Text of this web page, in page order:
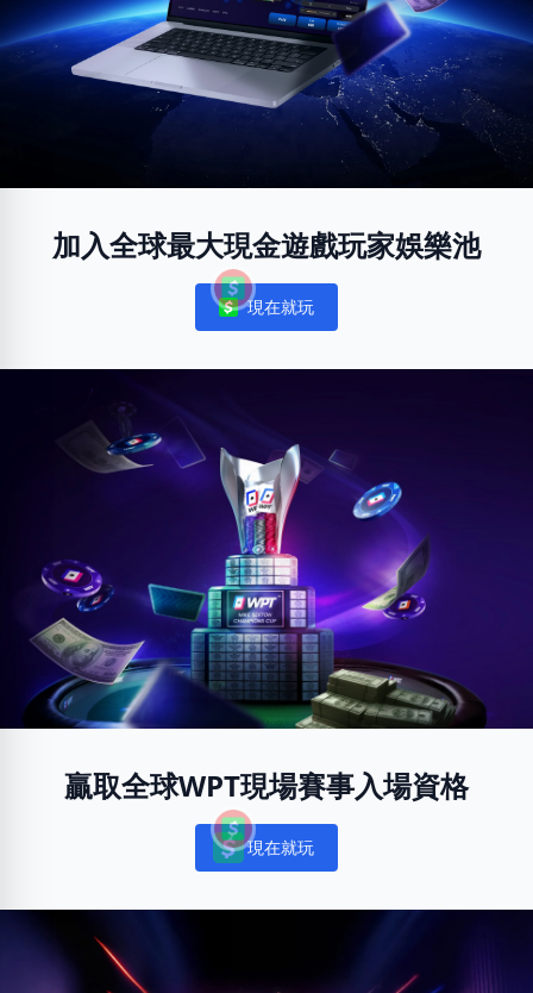
加入全球最大現金遊戲玩家娛樂池
Notifications
現在就玩
贏取全球WPT現場賽事入場資格
Notifications
現在就玩